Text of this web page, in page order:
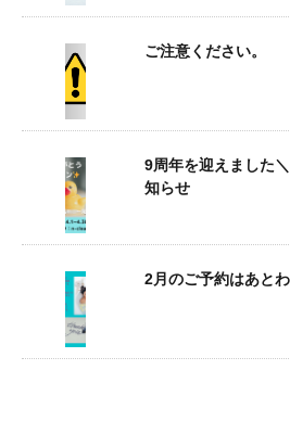
ご注意ください。
9周年を迎えました
知らせ
2月のご予約はあと